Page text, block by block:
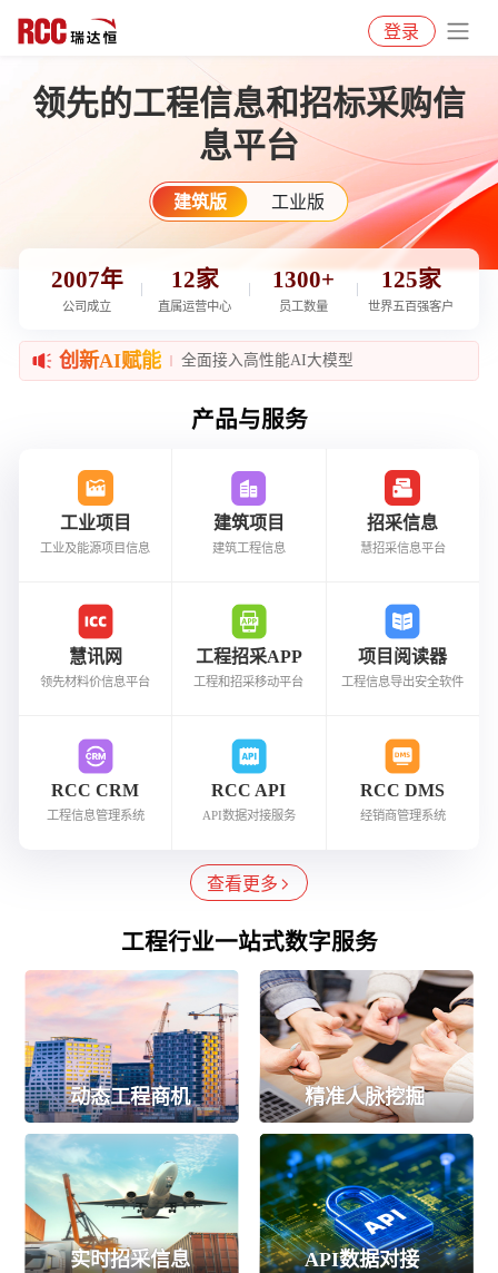
登录
建筑版 工业版
领先的工程信息和招标采购信
息平台
2007年
公司成立
12家
直属运营中心
1300+
员工数量
125家
世界五百强客户
创新AI赋能 全面接入高性能AI大模型
产品与服务
工业项目
工业及能源项目信息
建筑项目
建筑工程信息
招采信息
慧招采信息平台
慧讯网
领先材料价信息平台
工程招采APP
工程和招采移动平台
项目阅读器
工程信息导出安全软件
RCC CRM
工程信息管理系统
RCC API
API数据对接服务
RCC DMS
经销商管理系统
查看更多
工程行业一站式数字服务
动态工程商机 精准人脉挖掘
实时招采信息 API数据对接